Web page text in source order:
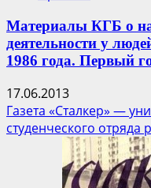
Материалы КГБ о
деятельности у
1986 года. Первый
17.06.2013
Газета «Сталкер» —
студенческого